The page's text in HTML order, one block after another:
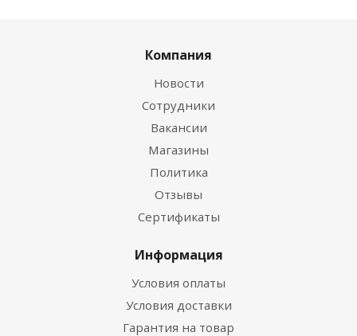
Компания
Новости
Сотрудники
Вакансии
Магазины
Политика
Отзывы
Сертификаты
Информация
Условия оплаты
Условия доставки
Гарантия на товар